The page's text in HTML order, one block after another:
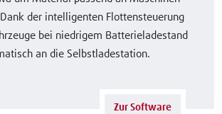
der intelligenten Flottensteuerung
bei niedrigem Batterieladestand
an die Selbstladestation.
Zur Software